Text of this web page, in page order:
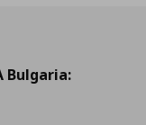
Bulgaria: